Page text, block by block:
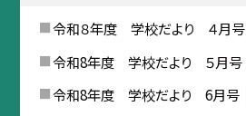
令和８年度 学校だより ４月号
令和8年度 学校だより ５月号
令和8年度 学校だより 6月号